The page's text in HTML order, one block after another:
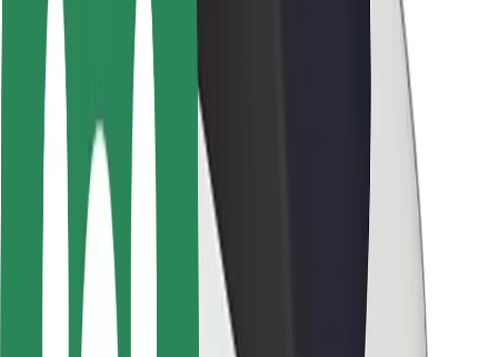
Varnost potnikov
Varnost voznikov
Varnost skirojev
Varnostni kotiček
Mesta
Lokacije
Rešitve za mesto
Letališča
Bolt polnilne postaje